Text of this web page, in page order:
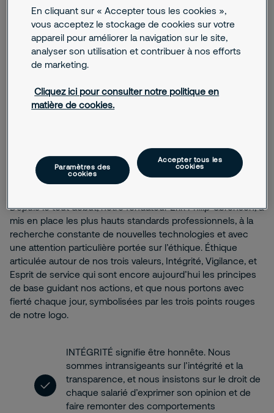
tenue ? Cette raison d’être influence notre stratégie et nos
comportements. Elle nous réunit. Elle représente qui nous
sommes et ce que nous voulons faire” explique Magnus
Ahlqvist, Président-directeur général de Securitas AB.
qui nous permet de profiter de la vie avec nos amis, notre
famille, et de travailler en toute sérénité. Les menaces
que jamais.
Une éthique forte
Depuis le tout début, notre fondateur Erik Philip-Sørensen, a
mis en place les plus hauts standards professionnels, à la
recherche constante de nouvelles technologies et avec
une attention particulière portée sur l’éthique. Éthique
articulée autour de nos trois valeurs, Intégrité, Vigilance, et
Esprit de service qui sont encore aujourd’hui les principes
de base guidant nos actions, et que nous portons avec
fierté chaque jour, symbolisées par les trois points rouges
de notre logo.
INTÉGRITÉ signifie être honnête. Nous
sommes intransigeants sur l’intégrité et la
transparence, et nous insistons sur le droit de
chaque salarié d’exprimer son opinion et de
faire remonter des comportements
En cliquant sur « Accepter tous les cookies »,
vous acceptez le stockage de cookies sur votre
appareil pour améliorer la navigation sur le site,
analyser son utilisation et contribuer à nos efforts
de marketing.
Cliquez ici pour consulter notre politique en
matière de cookies.
Paramètres des
cookies
Accepter tous les
cookies